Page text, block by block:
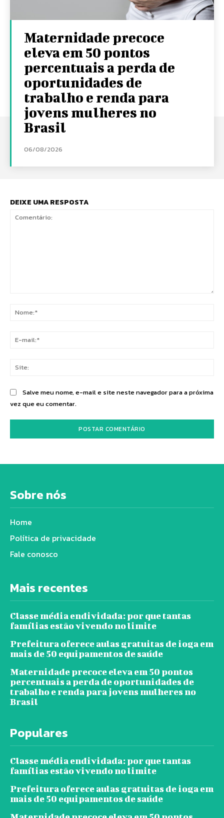
Maternidade precoce
eleva em 50 pontos
percentuais a perda de
oportunidades de
trabalho e renda para
jovens mulheres no
Brasil
06/08/2026
DEIXE UMA RESPOSTA
Salve meu nome, e-mail e site neste navegador para a próxima
vez que eu comentar.
Sobre nós
Home
Política de privacidade
Fale conosco
Mais recentes
Classe média endividada: por que tantas
famílias estão vivendo no limite
Prefeitura oferece aulas gratuitas de ioga em
mais de 50 equipamentos de saúde
Maternidade precoce eleva em 50 pontos
percentuais a perda de oportunidades de
trabalho e renda para jovens mulheres no
Brasil
Populares
Classe média endividada: por que tantas
famílias estão vivendo no limite
Prefeitura oferece aulas gratuitas de ioga em
mais de 50 equipamentos de saúde